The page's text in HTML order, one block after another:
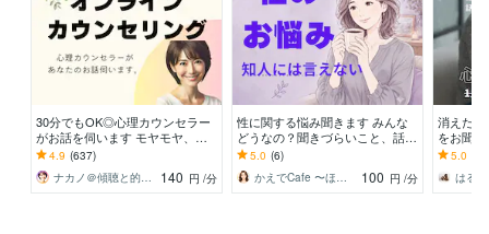
30分でもOK◎心理カウンセラー
がお話を伺います モヤモヤ、落
ち込み、不安など心の悩みを専門
家が出口へ導きます
4.9 (637)
ナカノ＠傾聴と的確さで出口に導く脳のプロ
140 円 /分
性に関する悩み聞きます みんな
どうなの？聞きづらいこと、話し
てみませんか
5.0 (6)
かえでCafe 〜ほっとひと休み
100 円 /分
消えた
をお聞
あなた
5.0